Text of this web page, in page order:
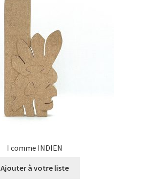
I comme INDIEN
Ajouter à votre liste